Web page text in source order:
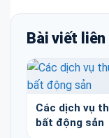
Bài viết liên
Các dịch vụ
bất động sản